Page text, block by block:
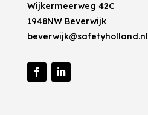
Wijkermeerweg 42C
1948NW Beverwijk
beverwijk@safetyholland.nl